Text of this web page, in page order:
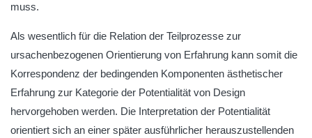
muss.
Als wesentlich für die Relation der Teilprozesse zur
ursachenbezogenen Orientierung von Erfahrung kann somit die
Korrespondenz der bedingenden Komponenten ästhetischer
Erfahrung zur Kategorie der Potentialität von Design
hervorgehoben werden. Die Interpretation der Potentialität
orientiert sich an einer später ausführlicher herauszustellenden